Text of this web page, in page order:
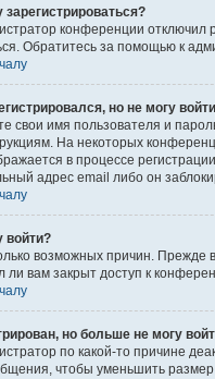
конференции отключил
Обратитесь за помощью к
но не могу
свои имя пользователя и
На некоторых
в процессе
адрес email либо он
войти?
возможных причин. Прежде
ли вам закрыт доступ к
но больше не могу
по какой-то причине
чтобы уменьшить размер